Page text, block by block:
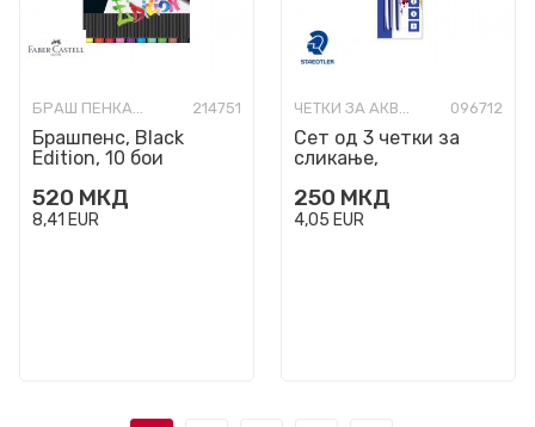
БРАШ ПЕНКАЛА 214751
Брашпенс, Black
Edition, 10 бои
520 МКД
8,41 EUR
ЧЕТКИ ЗА АКВАРЕЛ 096712
Сет од 3 четки за
сликање,
250 МКД
4,05 EUR